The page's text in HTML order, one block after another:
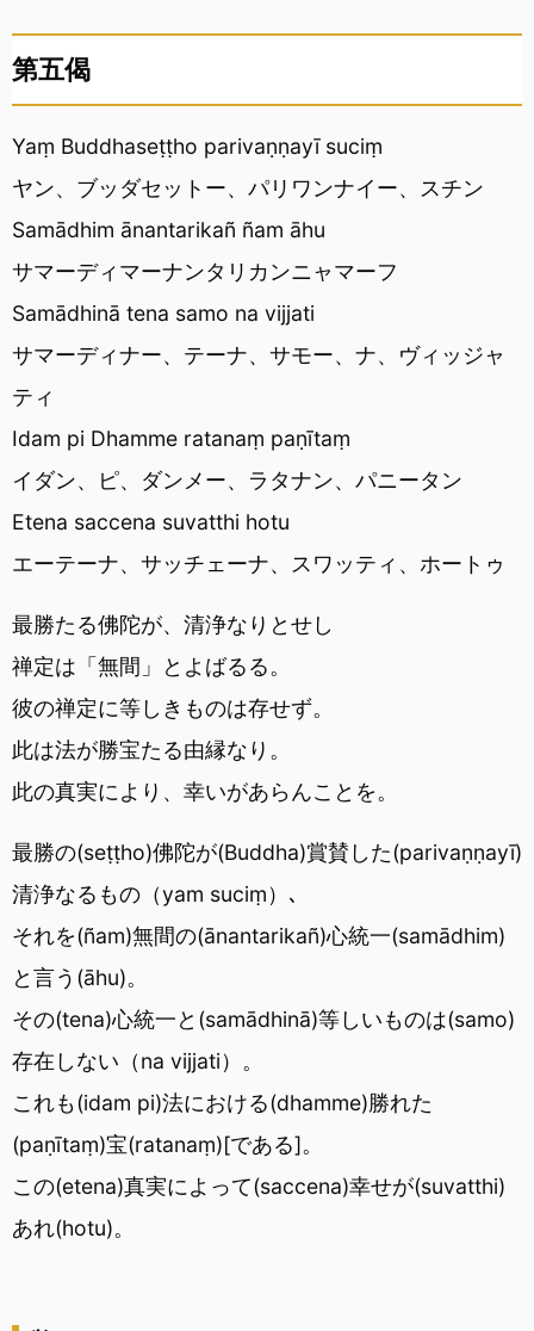
第五偈
Yaṃ Buddhaseṭṭho parivaṇṇayī suciṃ
ヤン、ブッダセットー、パリワンナイー、スチン
Samādhim ānantarikañ ñam āhu
サマーディマーナンタリカンニャマーフ
Samādhinā tena samo na vijjati
サマーディナー、テーナ、サモー、ナ、ヴィッジャ
ティ
Idam pi Dhamme ratanaṃ paṇītaṃ
イダン、ピ、ダンメー、ラタナン、パニータン
Etena saccena suvatthi hotu
エーテーナ、サッチェーナ、スワッティ、ホートゥ
最勝たる佛陀が、清浄なりとせし
禅定は「無間」とよばるる。
彼の禅定に等しきものは存せず。
此は法が勝宝たる由縁なり。
此の真実により、幸いがあらんことを。
最勝の(seṭṭho)佛陀が(Buddha)賞賛した(parivaṇṇayī)
清浄なるもの（yam suciṃ）､
それを(ñam)無間の(ānantarikañ)心統一(samādhim)
と言う(āhu)。
その(tena)心統一と(samādhinā)等しいものは(samo)
存在しない（na vijjati）。
これも(idam pi)法における(dhamme)勝れた
(paṇītaṃ)宝(ratanaṃ)[である]。
この(etena)真実によって(saccena)幸せが(suvatthi)
あれ(hotu)。